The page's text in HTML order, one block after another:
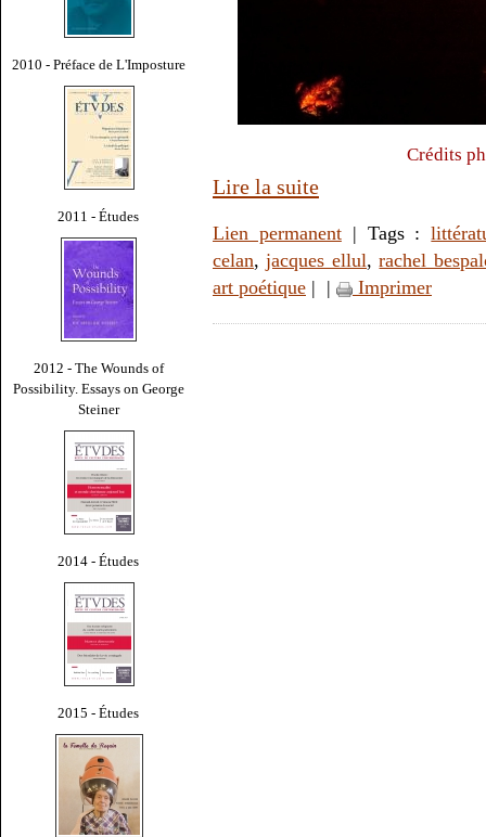
2010 - Préface de L'Imposture
2011 - Études
2012 - The Wounds of
Possibility. Essays on George
Steiner
2014 - Études
2015 - Études
Crédits
Lire la suite
Lien permanent| Tags :
celan,jacques ellul,rachel
art poétique | | Imprimer